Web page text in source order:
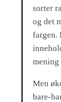
sorter
og det
fargen.
mening
Men
bare-